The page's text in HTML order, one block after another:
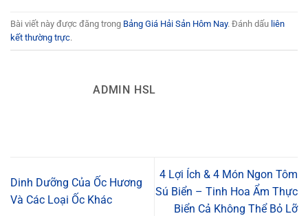
Bài viết này được đăng trong Bảng Giá Hải Sản Hôm Nay. Đánh dấu liên
kết thường trực.
ADMIN HSL
Dinh Dưỡng Của Ốc Hương
Và Các Loại Ốc Khác
4 Lợi Ích & 4 Món Ngon Tôm
Sú Biển – Tinh Hoa Ẩm Thực
Biển Cả Không Thể Bỏ Lỡ